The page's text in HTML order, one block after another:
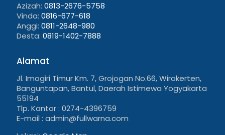
Azizah: 0813-2676-5758
Vinda: 0816-677-618
Anggi: 0811-2648-980
Desta: 0819-1402-7888
Alamat
Jl. Imogiri Timur Km. 7, Grojogan No.66, Wirokerten,
Banguntapan, Bantul, Daerah Istimewa Yogyakarta
55194
Tlp. Kantor : 0274-4396759
E-mail : admin@fullwarna.com